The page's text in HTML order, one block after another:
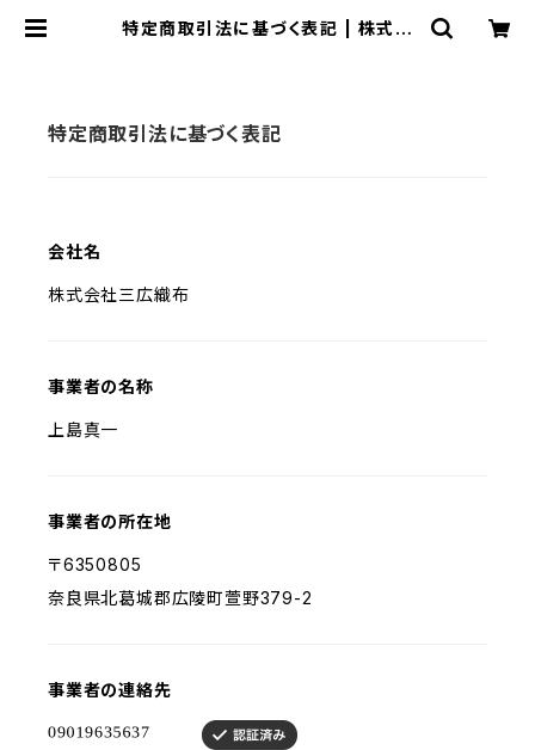
特定商取引法に基づく表記 | 株式会
特定商取引法に基づく表記
会社名
株式会社三広織布
事業者の名称
上島真一
事業者の所在地
〒6350805
奈良県北葛城郡広陵町萱野379-2
事業者の連絡先